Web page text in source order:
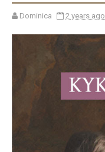
Dominica 2 years ago